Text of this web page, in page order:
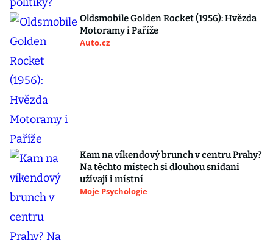
Oldsmobile Golden Rocket (1956): Hvězda
Motoramy i Paříže
Auto.cz
Kam na víkendový brunch v centru Prahy?
Na těchto místech si dlouhou snídani
užívají i místní
Moje Psychologie